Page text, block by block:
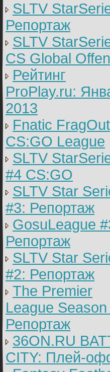
SLTV
Репортаж
SLTV
CS Global
Рейтинг
ProPlay.ru:
2013
Fnatic FragOut
CS:GO League
SLTV
#4 CS:GO
SLTV Star
#3: Репортаж
GosuLeague
Репортаж
SLTV Star
#2: Репортаж
The Premier
League Season
Репортаж
36ON.RU
CITY: Плей-